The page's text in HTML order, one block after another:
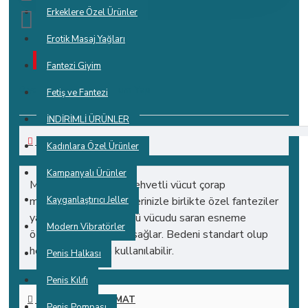
Erkeklere Özel Ürünler
Erotik Masaj Yağları
Fantezi Giyim
Fetiş ve Fantezi
İNDİRİMLİ ÜRÜNLER
Kadınlara Özel Ürünler
Kampanyalı Ürünler
Kayganlaştırıcı Jeller
Modern Vibratörler
Penis Halkası
Penis Kılıfı
STOKTA YOK
0 yorum yapılmış. - Yorum Yap
AÇIKLAMALAR
Muhteşem, seksi ve şehvetli vücut çorap
modellerimiz ile partnerinizle birlikte özel fanteziler
yaşayabilirsiniz. 4 yönlü vücudu saran esneme
özelliği ile tam uyum sağlar. Bedeni standart olup
herkes tarafından kullanılabilir.
KARGO VE TESLIMAT